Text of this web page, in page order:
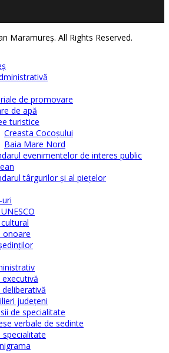
Maramureş. All Rights Reserved.
de promovare
de apă
turistice
Creasta Cocoșului
Baia Mare Nord
evenimentelor de interes public
târgurilor şi al pieţelor
uri
onoare
judeţeni
de specialitate
verbale de sedinte
specialitate